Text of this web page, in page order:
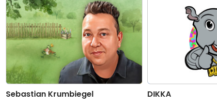
Sebastian Krumbiegel DIKKA